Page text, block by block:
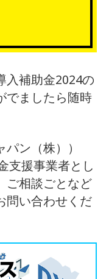
入補助金2024の
でましたら随時
ン（株））
支援事業者とし
ご相談ごとなど
問い合わせくだ